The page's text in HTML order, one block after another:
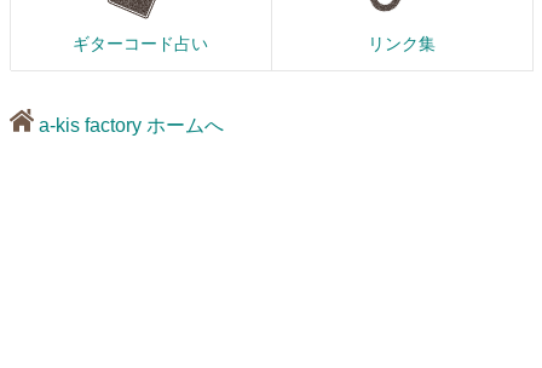
ギターコード占い リンク集
a-kis factory ホームへ